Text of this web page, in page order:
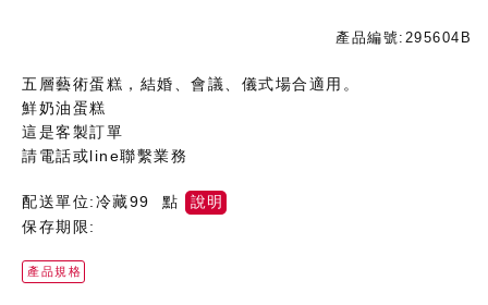
產品編號:295604B
五層藝術蛋糕，結婚、會議、儀式場合適用。
鮮奶油蛋糕
這是客製訂單
請電話或line聯繫業務
配送單位:冷藏99 點 說明
保存期限:
產品規格